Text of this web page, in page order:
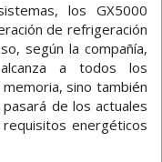
los GX5000
de refrigeración
según la compañía,
a todos los
sino también
de los actuales
requisitos energéticos